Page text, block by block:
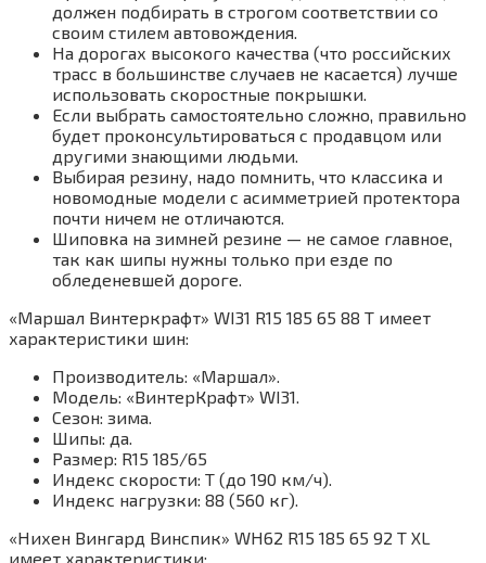
должен подбирать в строгом соответствии со
своим стилем автовождения.
На дорогах высокого качества (что российских
трасс в большинстве случаев не касается) лучше
использовать скоростные покрышки.
Если выбрать самостоятельно сложно, правильно
будет проконсультироваться с продавцом или
другими знающими людьми.
Выбирая резину, надо помнить, что классика и
новомодные модели с асимметрией протектора
почти ничем не отличаются.
Шиповка на зимней резине — не самое главное,
так как шипы нужны только при езде по
обледеневшей дороге.
«Маршал Винтеркрафт» WI31 R15 185 65 88 T имеет
характеристики шин:
Производитель: «Маршал».
Модель: «ВинтерКрафт» WI31.
Сезон: зима.
Шипы: да.
Размер: R15 185/65
Индекс скорости: T (до 190 км/ч).
Индекс нагрузки: 88 (560 кг).
«Нихен Вингард Винспик» WH62 R15 185 65 92 T XL
имеет характеристики: